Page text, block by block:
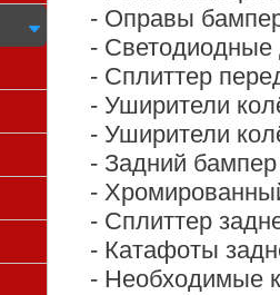
- Оправы
-
- Сплиттер
- Уширители
- Уширители
- Задний
-
- Сплиттер
- Катафоты
- Необходимые